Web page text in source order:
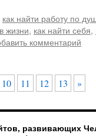
как найти работу по
жизни, как найти себя,
комментарий
10 11 12 13 »